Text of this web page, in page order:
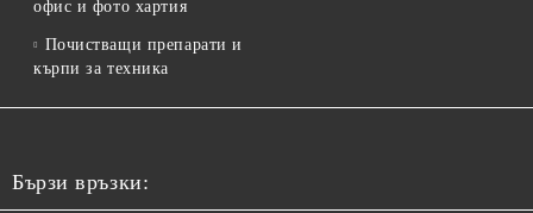
офис и фото хартия
Почистващи препарати и
кърпи за техника
Бързи връзки: